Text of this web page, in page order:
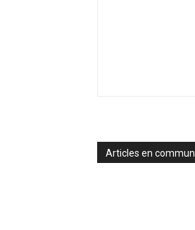
Articles en commun